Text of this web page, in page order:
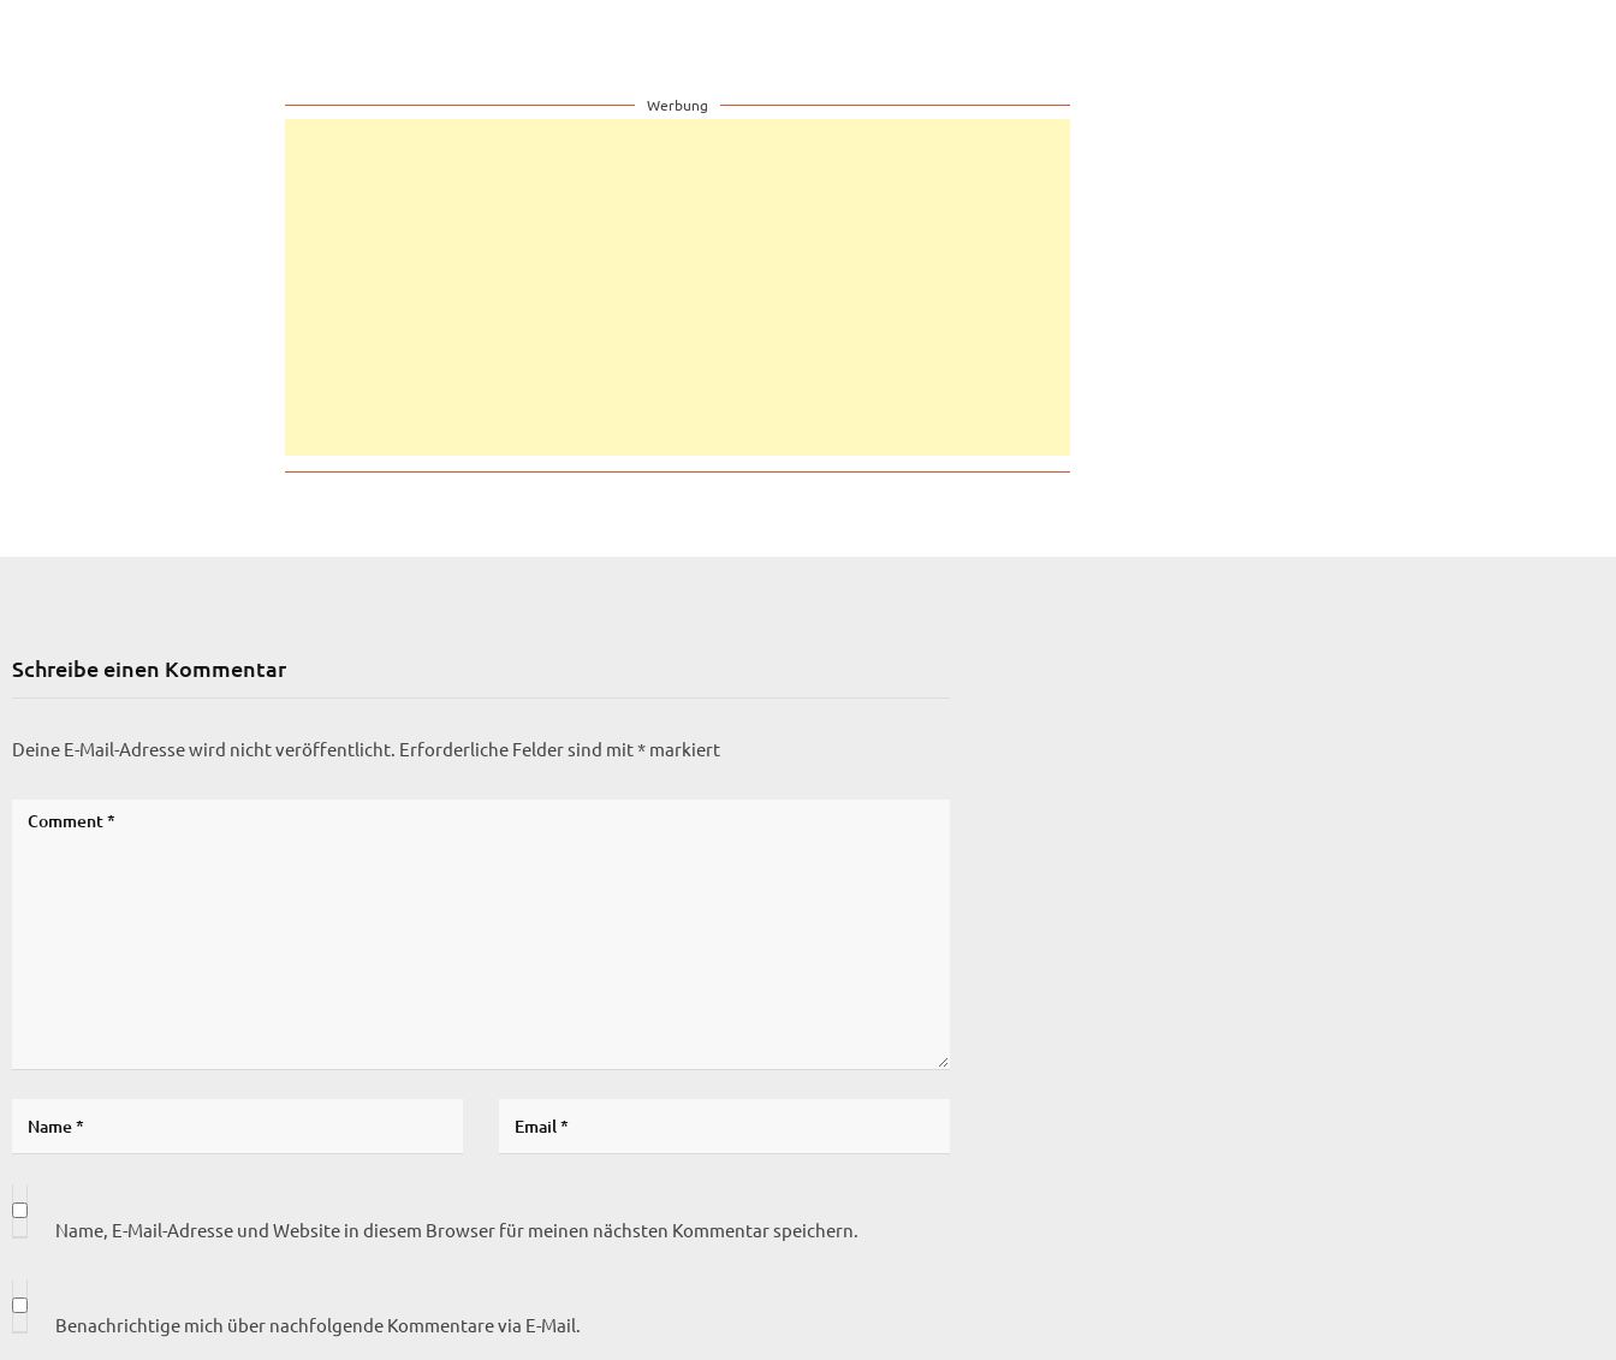
Werbung
Schreibe einen Kommentar
Deine E-Mail-Adresse wird nicht veröffentlicht. Erforderliche Felder sind mit* markiert
Name, E-Mail-Adresse und Website in diesem Browser für meinen nächsten Kommentar speichern.
Benachrichtige mich über nachfolgende Kommentare via E-Mail.